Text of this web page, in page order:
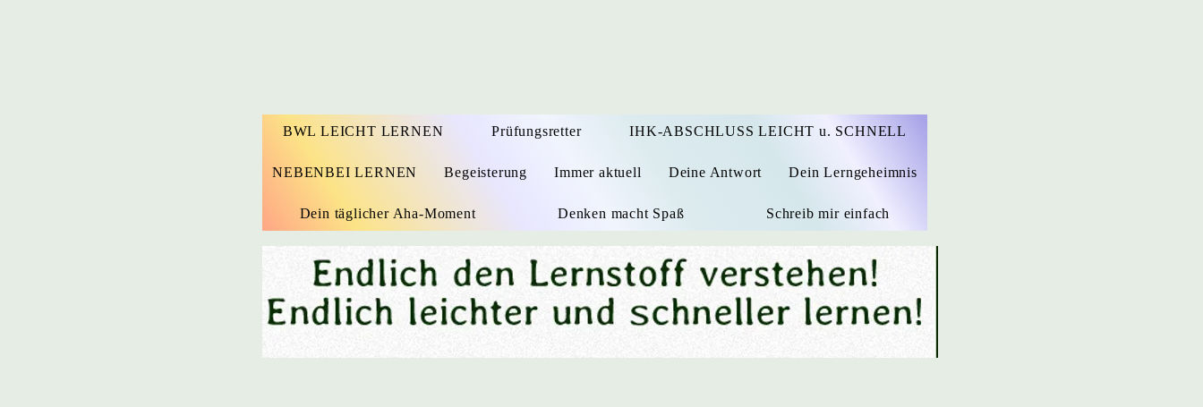
BWL LEICHT LERNEN Prüfungsretter IHK-ABSCHLUSS LEICHT u. SCHNELL
NEBENBEI LERNEN Begeisterung Immer aktuell Deine Antwort Dein Lerngeheimnis
Dein täglicher Aha-Moment Denken macht Spaß Schreib mir einfach